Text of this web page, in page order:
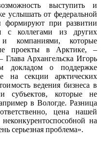
выступить и
услышать от федеральной
формируют при развитии
с коллегами из других
и компаниями, которые
проекты в Арктике, –
Архангельска Игорь
о поддержке
на секции арктических
ведения бизнеса в
субъектов, которые не
в Вологде. Разница
цена нашей
на
серьезная проблема».